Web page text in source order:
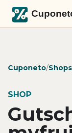
Cuponeto/Shops
SHOP